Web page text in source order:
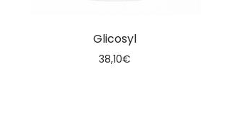
Glicosyl
38,10€